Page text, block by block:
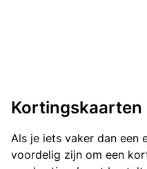
Kortingskaarten
Als je iets vaker dan een
voordelig zijn om een